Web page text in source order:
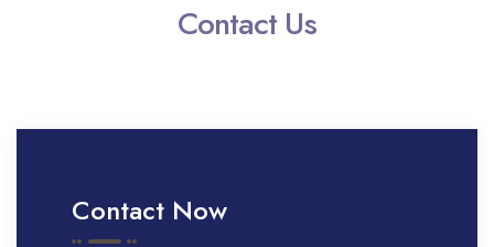
Contact Us
Contact Now